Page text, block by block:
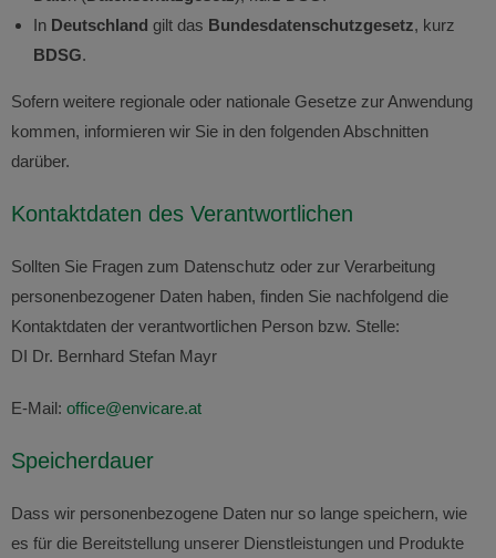
In Deutschland gilt das Bundesdatenschutzgesetz, kurz
BDSG.
Sofern weitere regionale oder nationale Gesetze zur Anwendung
kommen, informieren wir Sie in den folgenden Abschnitten
darüber.
Kontaktdaten des Verantwortlichen
Sollten Sie Fragen zum Datenschutz oder zur Verarbeitung
personenbezogener Daten haben, finden Sie nachfolgend die
Kontaktdaten der verantwortlichen Person bzw. Stelle:
DI Dr. Bernhard Stefan Mayr
E-Mail: office@envicare.at
Speicherdauer
Dass wir personenbezogene Daten nur so lange speichern, wie
es für die Bereitstellung unserer Dienstleistungen und Produkte